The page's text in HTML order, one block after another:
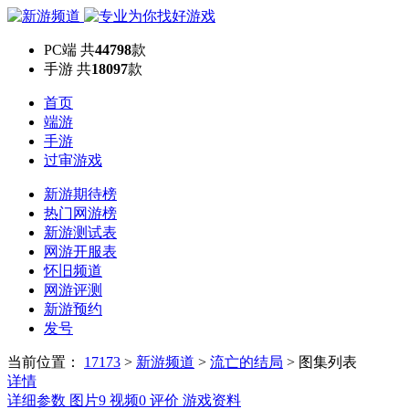
PC端 共44798款
手游 共18097款
首页
端游
手游
过审游戏
新游期待榜
热门网游榜
新游测试表
网游开服表
怀旧频道
网游评测
新游预约
发号
当前位置： 17173 > 新游频道 > 流亡的结局 > 图集列表
详情
详细参数 图片9 视频0 评价 游戏资料